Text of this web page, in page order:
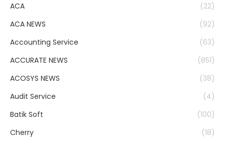
ACA
(22)
ACA NEWS
(92)
Accounting Service
(63)
ACCURATE NEWS
(851)
ACOSYS NEWS
(38)
Audit Service
(4)
Batik Soft
(100)
Cherry
(18)